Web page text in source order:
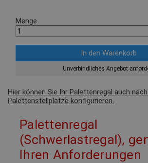
Menge
Unverbindliches Angebot
Hier können Sie Ihr Palettenregal auch
Palettenstellplätze konfigurieren.
Palettenregal
(Schwerlastregal),
Ihren Anforderungen